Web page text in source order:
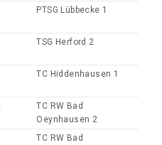
PTSG Lübbecke 1
TSG Herford 2
TC Hiddenhausen 1
TC RW Bad
Oeynhausen 2
TC RW Bad